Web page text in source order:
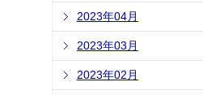
2023年04月
2023年03月
2023年02月